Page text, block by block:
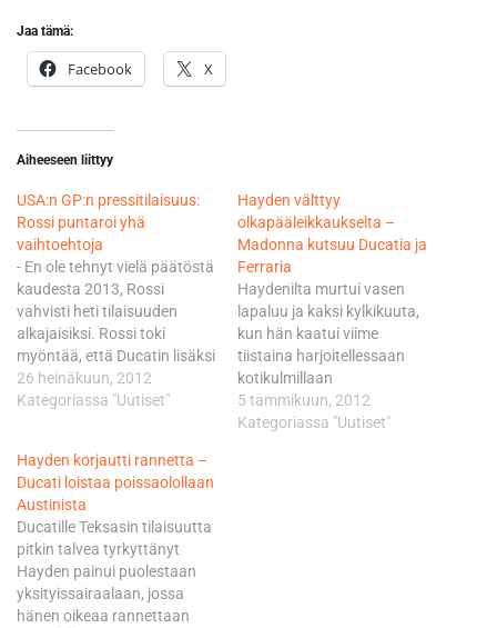
Jaa tämä:
Facebook X
Aiheeseen liittyy
USA:n GP:n pressitilaisuus:
Rossi puntaroi yhä
vaihtoehtoja
- En ole tehnyt vielä päätöstä
kaudesta 2013, Rossi
vahvisti heti tilaisuuden
alkajaisiksi. Rossi toki
myöntää, että Ducatin lisäksi
on olemassa myös muita
vaihtoehtoja. Niistä
tehdastiimiin Jorge
Lorenzon rinnalle sen
jälkeen, kun Ben Spies
vahvisti tiistaina, että hän ei
jatka enää Yamahalla.
Rossin kolmas, mutta…
26 heinäkuun, 2012
Kategoriassa "Uutiset"
Hayden välttyy
olkapääleikkaukselta –
Madonna kutsuu Ducatia ja
Ferraria
Haydenilta murtui vasen
lapaluu ja kaksi kylkikuuta,
kun hän kaatui viime
tiistaina harjoitellessaan
kotikulmillaan
Owensborossa. Hayden kävi
tutkituttamassa vammansa
5 tammikuun, 2012
Kategoriassa "Uutiset"
Hayden korjautti rannetta –
Ducati loistaa poissaolollaan
Austinista
Ducatille Teksasin tilaisuutta
pitkin talvea tyrkyttänyt
Hayden painui puolestaan
yksityissairaalaan, jossa
hänen oikeaa rannettaan